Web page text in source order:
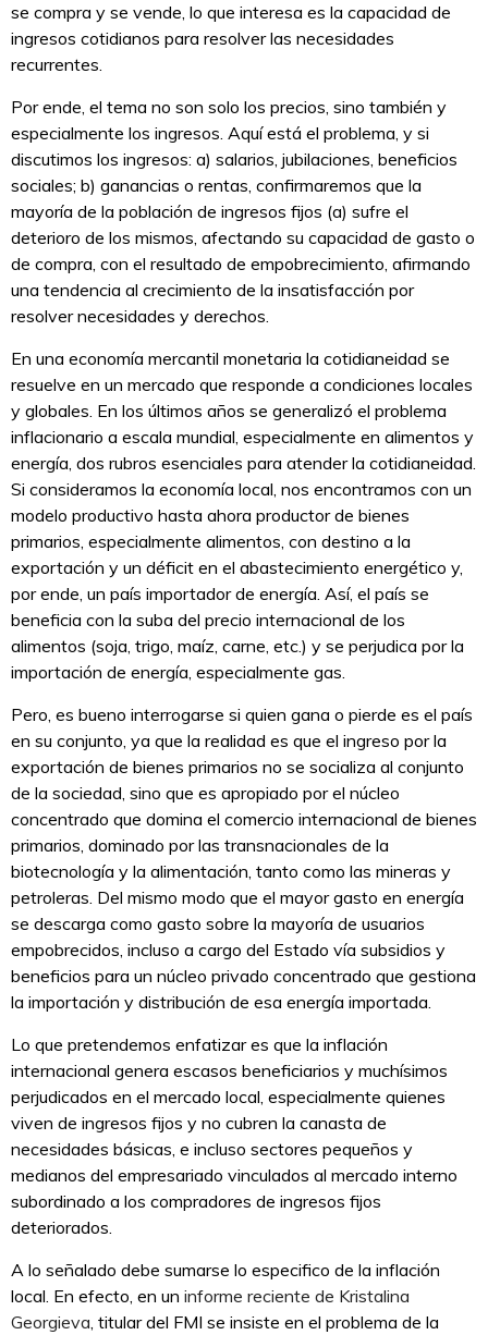
se compra y se vende, lo que interesa es la capacidad de
ingresos cotidianos para resolver las necesidades
recurrentes.
Por ende, el tema no son solo los precios, sino también y
especialmente los ingresos. Aquí está el problema, y si
discutimos los ingresos: a) salarios, jubilaciones, beneficios
sociales; b) ganancias o rentas, confirmaremos que la
mayoría de la población de ingresos fijos (a) sufre el
deterioro de los mismos, afectando su capacidad de gasto o
de compra, con el resultado de empobrecimiento, afirmando
una tendencia al crecimiento de la insatisfacción por
resolver necesidades y derechos.
En una economía mercantil monetaria la cotidianeidad se
resuelve en un mercado que responde a condiciones locales
y globales. En los últimos años se generalizó el problema
inflacionario a escala mundial, especialmente en alimentos y
energía, dos rubros esenciales para atender la cotidianeidad.
Si consideramos la economía local, nos encontramos con un
modelo productivo hasta ahora productor de bienes
primarios, especialmente alimentos, con destino a la
exportación y un déficit en el abastecimiento energético y,
por ende, un país importador de energía. Así, el país se
beneficia con la suba del precio internacional de los
alimentos (soja, trigo, maíz, carne, etc.) y se perjudica por la
importación de energía, especialmente gas.
Pero, es bueno interrogarse si quien gana o pierde es el país
en su conjunto, ya que la realidad es que el ingreso por la
exportación de bienes primarios no se socializa al conjunto
de la sociedad, sino que es apropiado por el núcleo
concentrado que domina el comercio internacional de bienes
primarios, dominado por las transnacionales de la
biotecnología y la alimentación, tanto como las mineras y
petroleras. Del mismo modo que el mayor gasto en energía
se descarga como gasto sobre la mayoría de usuarios
empobrecidos, incluso a cargo del Estado vía subsidios y
beneficios para un núcleo privado concentrado que gestiona
la importación y distribución de esa energía importada.
Lo que pretendemos enfatizar es que la inflación
internacional genera escasos beneficiarios y muchísimos
perjudicados en el mercado local, especialmente quienes
viven de ingresos fijos y no cubren la canasta de
necesidades básicas, e incluso sectores pequeños y
medianos del empresariado vinculados al mercado interno
subordinado a los compradores de ingresos fijos
deteriorados.
A lo señalado debe sumarse lo especifico de la inflación
local. En efecto, en un informe reciente de Kristalina
Georgieva, titular del FMI se insiste en el problema de la